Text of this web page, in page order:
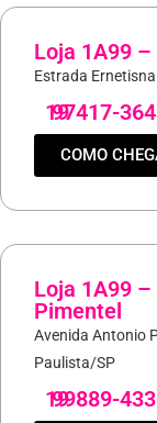
Loja 1A99
Estrada
19
97417-
COMO
Loja 1A99
Pimentel
Avenida Antonio
Paulista/SP
19
99889-